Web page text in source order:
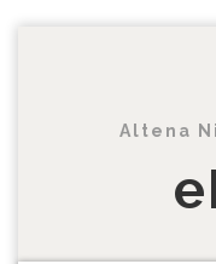
Altena